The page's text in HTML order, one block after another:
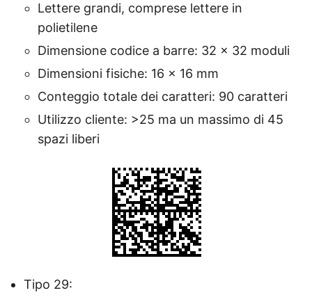
Lettere grandi, comprese lettere in
polietilene
Dimensione codice a barre: 32 × 32 moduli
Dimensioni fisiche: 16 × 16 mm
Conteggio totale dei caratteri: 90 caratteri
Utilizzo cliente: >25 ma un massimo di 45
spazi liberi
Tipo 29: